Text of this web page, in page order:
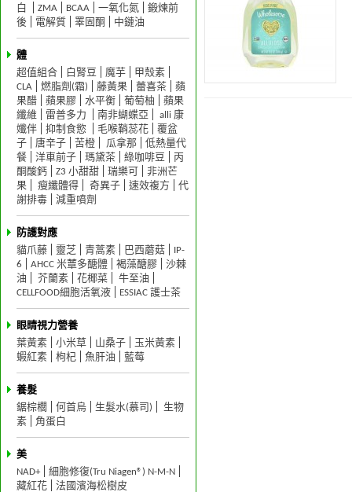
白
ZMA BCAA 一氧化氮
鍛煉前
後
電解質 睪固酮 中鏈油
體
超值組合
白腎豆 魔芋
甲殼素
CLA
燃脂劑(霜) 藤黃果 蕾喜茶
蘋
果醋
蘋果膠 水平衡 葡萄柚
蘋果
纖維
雷普多力 南非蝴蝶亞
alli 康
孅伴
抑制食慾 毛喉鞘蕊花
覆盆
子
唐辛子 苦橙 瓜拿那
低熱量代
餐
洋車前子 瑪黛茶 綠咖啡豆
丙
酮酸鈣
Z3 小甜甜 瑞樂可
非洲芒
果
瘦纖體得 奇異子 速效複方
代
謝排毒
減重噴劑
防護對應
貓爪藤
靈芝 青蒿素 巴西蘑菇
IP-
6
AHCC 米蕈多醣體 褐藻醣膠
沙棘
油
芥蘭素 花椰菜
牛至油
CELLFOOD細胞活氧液
ESSIAC 護士茶
眼睛視力營養
葉黃素
小米草 山桑子
玉米黃素
蝦紅素
枸杞 魚肝油 藍莓
養髮
鋸棕櫚
何首烏 生髮水(慕司)
生物
素
角蛋白
美
NAD+
細胞修復(Tru Niagen®) N-M-N
藏紅花
法國濱海松樹皮